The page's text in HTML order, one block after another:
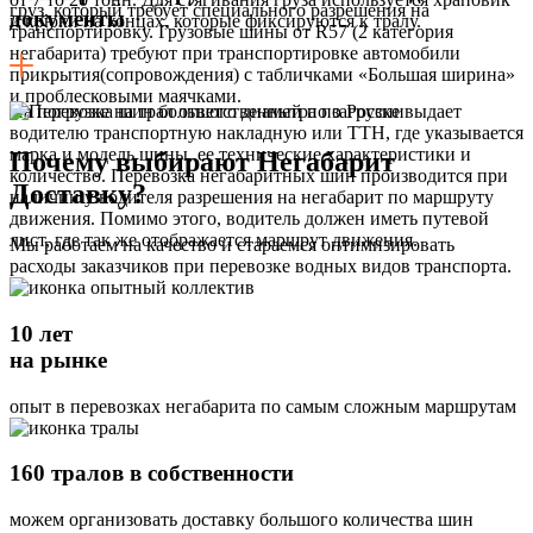
и крюки на концах, которые фиксируются к тралу.
груз, который требует специального разрешения на
транспортировку. Грузовые шины от R57 (2 категория
негабарита) требуют при транспортировке автомобили
прикрытия(сопровождения) с табличками «Большая ширина»
и проблесковыми маячками.
документы
На погрузке на трал ответственный по загрузке выдает
водителю транспортную накладную или ТТН, где указывается
марка и модель шины, ее технические характеристики и
количество. Перевозка негабаритных шин производится при
наличии у водителя разрешения на негабарит по маршруту
движения. Помимо этого, водитель должен иметь путевой
лист, где так же отображается маршрут движения.
Почему выбирают Негабарит
Доставку?
Мы работаем на качество и стараемся оптимизировать
расходы заказчиков при перевозке водных видов транспорта.
10 лет
на рынке
опыт в перевозках негабарита по самым сложным маршрутам
160 тралов в собственности
можем организовать доставку большого количества шин